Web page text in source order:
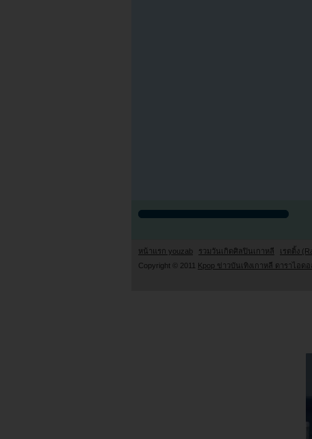
หน้าแรก youzab รวมวันเกิดศิลปินเกาหลี เรตติ้ง
Copyright © 2011 Kpop ข่าวบันเทิงเกาหลี ดาราไอ